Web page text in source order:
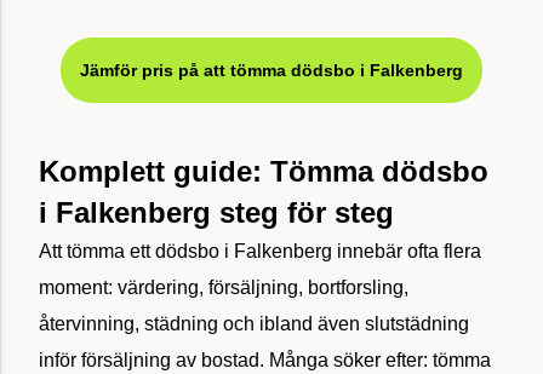
Jämför pris på att tömma dödsbo i Falkenberg
Komplett guide: Tömma dödsbo
i Falkenberg steg för steg
Att tömma ett dödsbo i Falkenberg innebär ofta flera
moment: värdering, försäljning, bortforsling,
återvinning, städning och ibland även slutstädning
inför försäljning av bostad. Många söker efter: tömma